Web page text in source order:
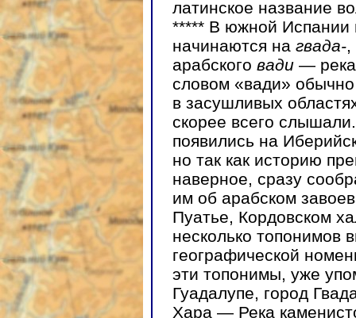
латинское название
***** В южной Испании
начинаются на гвада-,
арабского вади —
словом «вади»
в засушливых
скорее всего
появились на
но так как историю
наверное, сразу
им об арабском
Пуатье, Кордовском
несколько топонимов
географической
эти топонимы, уже
Гуадалупе, город
Хара — Река